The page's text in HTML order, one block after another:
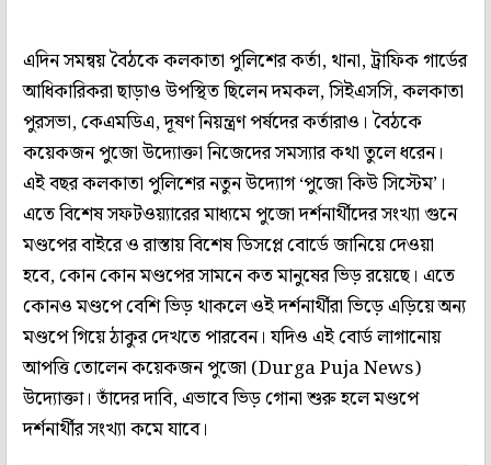
এদিন সমন্বয় বৈঠকে কলকাতা পুলিশের কর্তা, থানা, ট্রাফিক গার্ডের
আধিকারিকরা ছাড়াও উপস্থিত ছিলেন দমকল, সিইএসসি, কলকাতা
পুরসভা, কেএমডিএ, দূষণ নিয়ন্ত্রণ পর্ষদের কর্তারাও। বৈঠকে
কয়েকজন পুজো উদ্যোক্তা নিজেদের সমস‌্যার কথা তুলে ধরেন।
এই বছর কলকাতা পুলিশের নতুন উদ্যোগ ‘পুজো কিউ সিস্টেম’।
এতে বিশেষ সফটওয়‌্যারের মাধ‌্যমে পুজো দর্শনার্থীদের সংখ‌্যা গুনে
মণ্ডপের বাইরে ও রাস্তায় বিশেষ ডিসপ্লে বোর্ডে জানিয়ে দেওয়া
হবে, কোন কোন মণ্ডপের সামনে কত মানুষের ভিড় রয়েছে। এতে
কোনও মণ্ডপে বেশি ভিড় থাকলে ওই দর্শনার্থীরা ভিড়ে এড়িয়ে অন‌্য
মণ্ডপে গিয়ে ঠাকুর দেখতে পারবেন। যদিও এই বোর্ড লাগানোয়
আপত্তি তোলেন কয়েকজন পুজো (Durga Puja News)
উদ্যোক্তা। তাঁদের দাবি, এভাবে ভিড় গোনা শুরু হলে মণ্ডপে
দর্শনার্থীর সংখ‌্যা কমে যাবে।